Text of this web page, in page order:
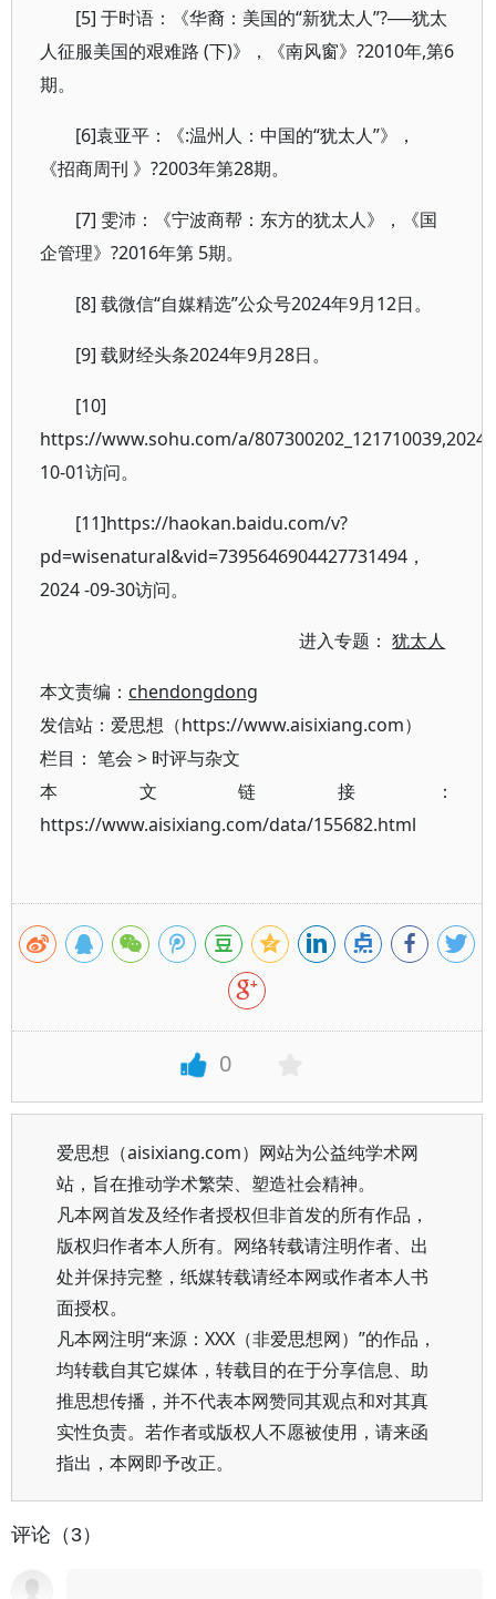
[5] 于时语：《华裔：美国的“新犹太人”?──犹太
人征服美国的艰难路 (下)》，《南风窗》?2010年,第6
期。
[6]袁亚平：《:温州人：中国的“犹太人”》，
《招商周刊 》?2003年第28期。
[7] 雯沛：《宁波商帮：东方的犹太人》，《国
企管理》?2016年第 5期。
[8] 载微信“自媒精选”公众号2024年9月12日。
[9] 载财经头条2024年9月28日。
[10]
https://www.sohu.com/a/807300202_121710039,2024-
10-01访问。
[11]https://haokan.baidu.com/v?
pd=wisenatural&vid=7395646904427731494，
2024 -09-30访问。
进入专题：犹太人
本文责编： chendongdong
发信站：爱思想（https://www.aisixiang.com）
栏目： 笔会 > 时评与杂文
本文链接：
https://www.aisixiang.com/data/155682.html
0
爱思想（aisixiang.com）网站为公益纯学术网
站，旨在推动学术繁荣、塑造社会精神。
凡本网首发及经作者授权但非首发的所有作品，
版权归作者本人所有。网络转载请注明作者、出
处并保持完整，纸媒转载请经本网或作者本人书
面授权。
凡本网注明“来源：XXX（非爱思想网）”的作品，
均转载自其它媒体，转载目的在于分享信息、助
推思想传播，并不代表本网赞同其观点和对其真
实性负责。若作者或版权人不愿被使用，请来函
指出，本网即予改正。
评论（3）